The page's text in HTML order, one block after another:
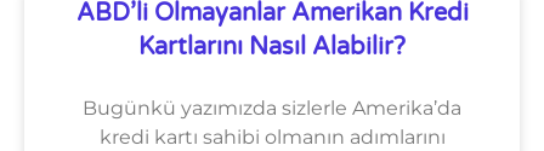
ABD’li Olmayanlar Amerikan Kredi
Kartlarını Nasıl Alabilir?
Bugünkü yazımızda sizlerle Amerika’da
kredi kartı sahibi olmanın adımlarını